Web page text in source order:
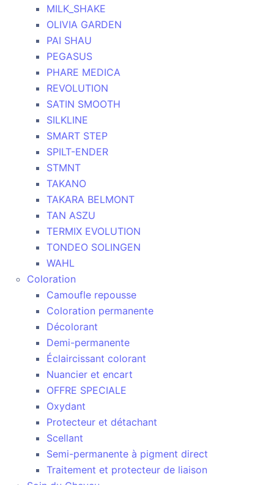
MILK_SHAKE
OLIVIA GARDEN
PAI SHAU
PEGASUS
PHARE MEDICA
REVOLUTION
SATIN SMOOTH
SILKLINE
SMART STEP
SPILT-ENDER
STMNT
TAKANO
TAKARA BELMONT
TAN ASZU
TERMIX EVOLUTION
TONDEO SOLINGEN
WAHL
Coloration
Camoufle repousse
Coloration permanente
Décolorant
Demi-permanente
Éclaircissant colorant
Nuancier et encart
OFFRE SPECIALE
Oxydant
Protecteur et détachant
Scellant
Semi-permanente à pigment direct
Traitement et protecteur de liaison